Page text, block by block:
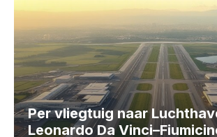
Per vliegtuig naar
Leonardo Da